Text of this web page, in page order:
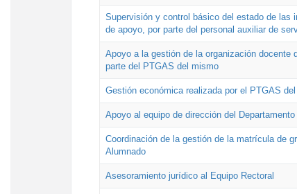
Supervisión y control básico del estado de las
de apoyo, por parte del personal auxiliar de
Apoyo a la gestión de la organización
parte del PTGAS del mismo
Gestión económica realizada por el PTGAS
Apoyo al equipo de dirección del
Coordinación de la gestión de la matrícula de
Alumnado
Asesoramiento jurídico al Equipo Rectoral